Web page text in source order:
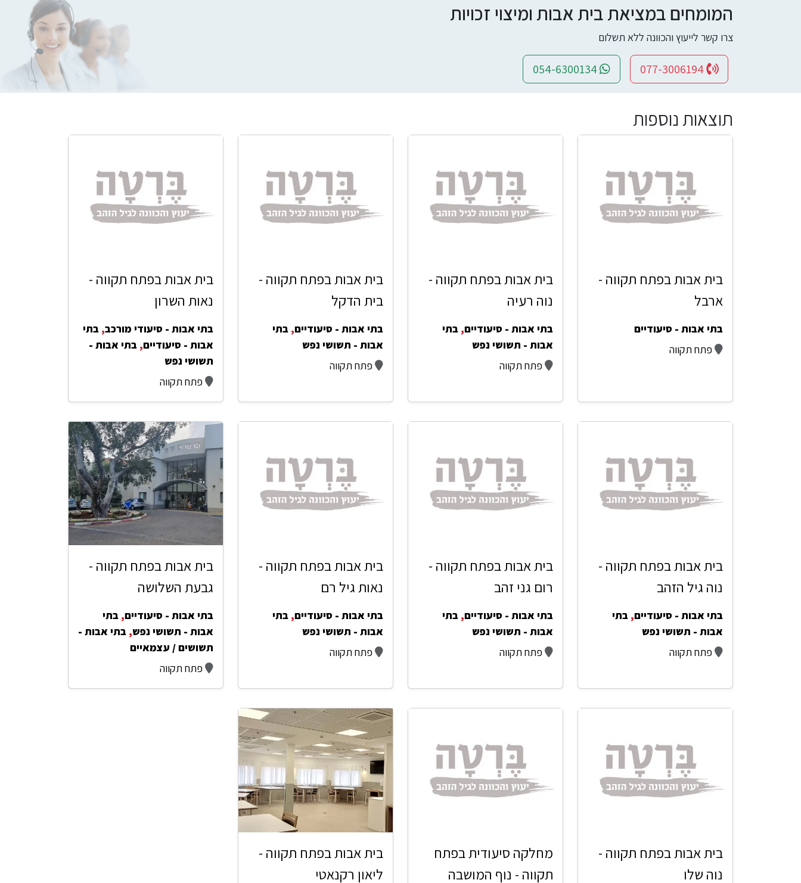
המומחים במציאת בית אבות ומיצוי זכויות
צרו קשר לייעוץ והכוונה ללא תשלום
תוצאות נוספות
בית אבות בפתח תקווה -
ארבל
בתי אבות - סיעודיים
פתח תקווה
בית אבות בפתח תקווה -
נוה רעיה
בתי אבות - סיעודיים, בתי
אבות - תשושי נפש
פתח תקווה
בית אבות בפתח תקווה -
בית הדקל
בתי אבות - סיעודיים, בתי
אבות - תשושי נפש
פתח תקווה
בית אבות בפתח תקווה -
נאות השרון
בתי אבות - סיעודי מורכב, בתי
אבות - סיעודיים, בתי אבות -
תשושי נפש
פתח תקווה
בית אבות בפתח תקווה -
נוה גיל הזהב
בתי אבות - סיעודיים, בתי
אבות - תשושי נפש
פתח תקווה
בית אבות בפתח תקווה -
רום גני זהב
בתי אבות - סיעודיים, בתי
אבות - תשושי נפש
פתח תקווה
בית אבות בפתח תקווה -
נאות גיל רם
בתי אבות - סיעודיים, בתי
אבות - תשושי נפש
פתח תקווה
בית אבות בפתח תקווה -
גבעת השלושה
בתי אבות - סיעודיים, בתי
אבות - תשושי נפש, בתי אבות -
תשושים / עצמאיים
פתח תקווה
בית אבות בפתח תקווה -
נוה שלו
מחלקה סיעודית בפתח
תקווה - נוף המושבה
בית אבות בפתח תקווה -
ליאון רקנאטי